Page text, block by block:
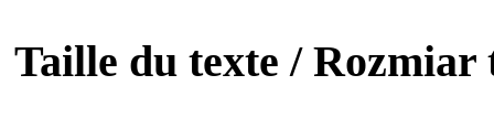
Taille du texte / Rozmiar